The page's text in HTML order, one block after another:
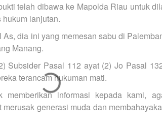
telah dibawa ke Mapolda Riau untuk
lanjutan.
dia ini yang memesan sabu di
Manang.
Subsider Pasal 112 ayat (2) Jo Pasal
terancam hukuman mati.
memberikan informasi kepada kami,
generasi muda dan